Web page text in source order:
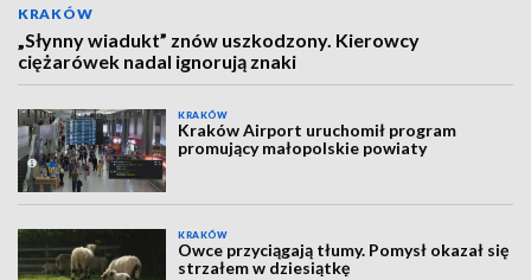
KRAKÓW
„Słynny wiadukt” znów uszkodzony. Kierowcy
ciężarówek nadal ignorują znaki
KRAKÓW
Kraków Airport uruchomił program
promujący małopolskie powiaty
KRAKÓW
Owce przyciągają tłumy. Pomysł okazał się
strzałem w dziesiątkę